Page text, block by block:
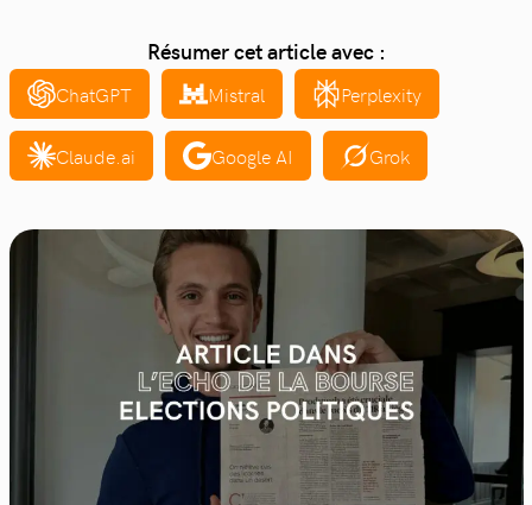
Résumer cet article avec :
ChatGPT Mistral Perplexity
Claude.ai Google AI Grok